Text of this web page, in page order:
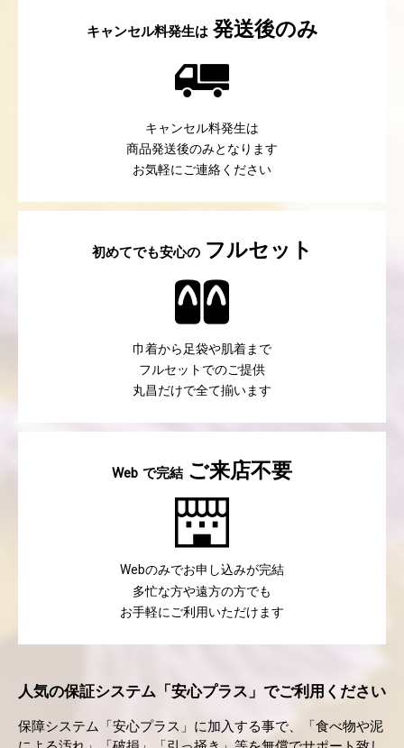
キャンセル料発生は 発送後のみ
キャンセル料発生は
商品発送後のみとなります
お気軽にご連絡ください
初めてでも安心の フルセット
巾着から足袋や肌着まで
フルセットでのご提供
丸昌だけで全て揃います
Web で完結 ご来店不要
Webのみでお申し込みが完結
多忙な方や遠方の方でも
お手軽にご利用いただけます
人気の保証システム「安心プラス」でご利用ください
保障システム「安心プラス」に加入する事で、「食べ物や泥